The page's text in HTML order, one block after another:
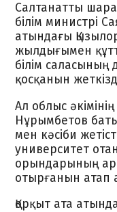
Салтанатты
білім министрі
атындағы
жылдығымен
білім саласының
қосқанын
Ал облыс
Нұрымбетов
мен кәсіби
университет
орындарының
отырғанын атап
Қорқыт ата